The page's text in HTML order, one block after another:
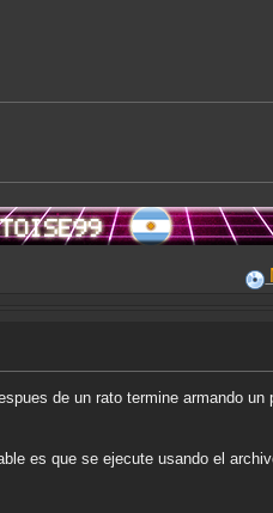
Mis
de un rato termine armando
es que se ejecute usando el